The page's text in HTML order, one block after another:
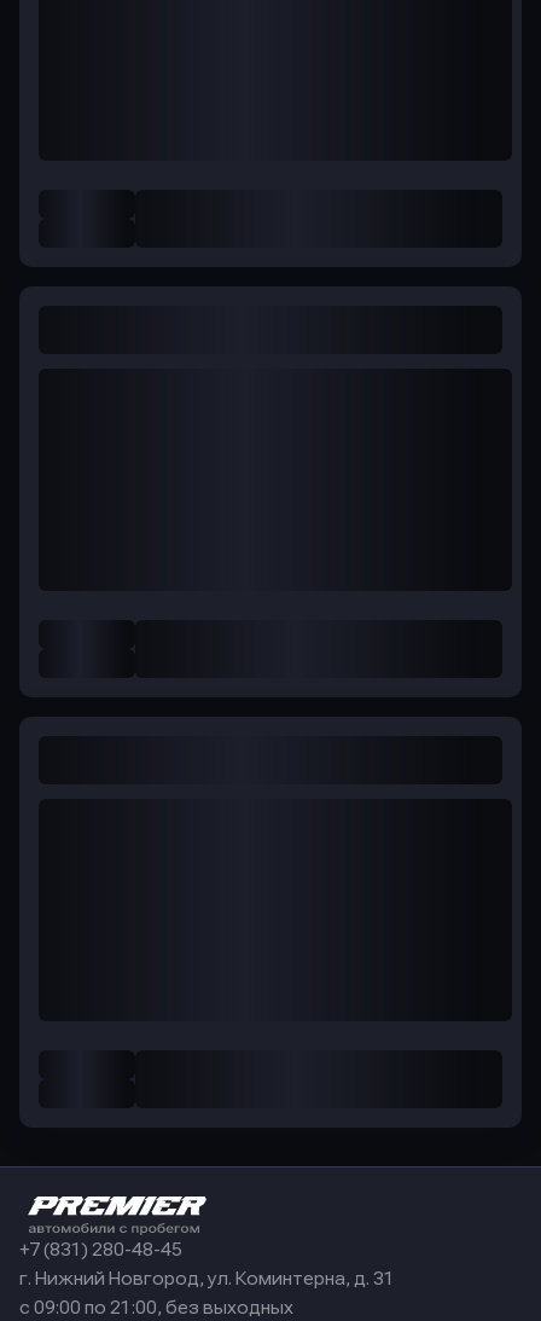
+7 (831) 280-48-45
г. Нижний Новгород, ул. Коминтерна, д. 31
с 09:00 по 21:00, без выходных